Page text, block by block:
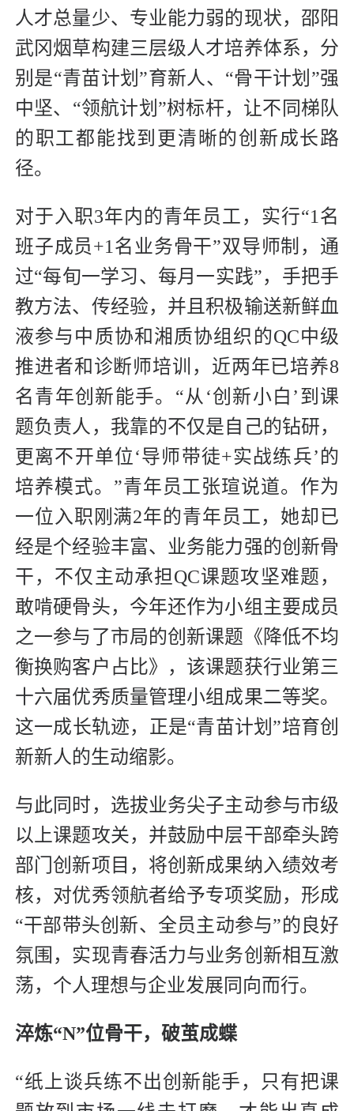
人才总量少、专业能力弱的现状，邵阳
武冈烟草构建三层级人才培养体系，分
别是“青苗计划”育新人、“骨干计划”强
中坚、“领航计划”树标杆，让不同梯队
的职工都能找到更清晰的创新成长路
径。
对于入职3年内的青年员工，实行“1名
班子成员+1名业务骨干”双导师制，通
过“每旬一学习、每月一实践”，手把手
教方法、传经验，并且积极输送新鲜血
液参与中质协和湘质协组织的QC中级
推进者和诊断师培训，近两年已培养8
名青年创新能手。“从‘创新小白’到课
题负责人，我靠的不仅是自己的钻研，
更离不开单位‘导师带徒+实战练兵’的
培养模式。”青年员工张瑄说道。作为
一位入职刚满2年的青年员工，她却已
经是个经验丰富、业务能力强的创新骨
干，不仅主动承担QC课题攻坚难题，
敢啃硬骨头，今年还作为小组主要成员
之一参与了市局的创新课题《降低不均
衡换购客户占比》，该课题获行业第三
十六届优秀质量管理小组成果二等奖。
这一成长轨迹，正是“青苗计划”培育创
新新人的生动缩影。
与此同时，选拔业务尖子主动参与市级
以上课题攻关，并鼓励中层干部牵头跨
部门创新项目，将创新成果纳入绩效考
核，对优秀领航者给予专项奖励，形成
“干部带头创新、全员主动参与”的良好
氛围，实现青春活力与业务创新相互激
荡，个人理想与企业发展同向而行。
淬炼“N”位骨干，破茧成蝶
“纸上谈兵练不出创新能手，只有把课